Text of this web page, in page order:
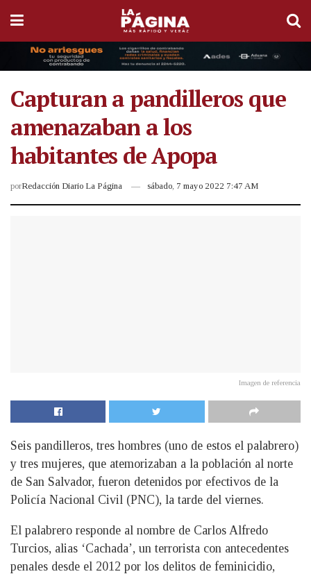
Capturan a pandilleros que
amenazaban a los
habitantes de Apopa
porRedacción Diario La Página sábado, 7 mayo 2022 7:47 AM
Imagen de referencia
Seis pandilleros, tres hombres (uno de estos el palabrero)
y tres mujeres, que atemorizaban a la población al norte
de San Salvador, fueron detenidos por efectivos de la
Policía Nacional Civil (PNC), la tarde del viernes.
El palabrero responde al nombre de Carlos Alfredo
Turcios, alias ‘Cachada’, un terrorista con antecedentes
penales desde el 2012 por los delitos de feminicidio,